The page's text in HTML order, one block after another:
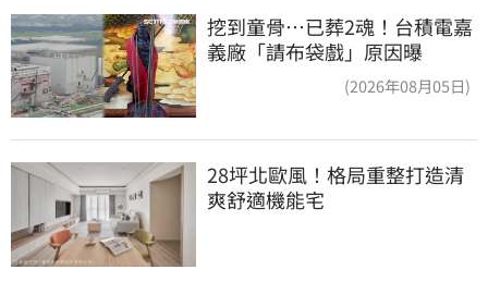
挖到童骨…已葬2魂！台積電嘉
義廠「請布袋戲」原因曝
(2026年08月05日)
28坪北歐風！格局重整打造清
爽舒適機能宅